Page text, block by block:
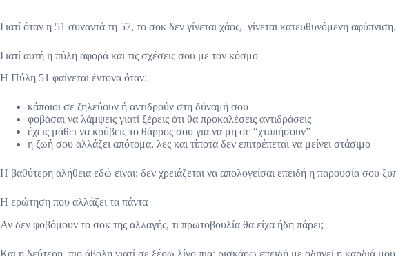
Γιατί όταν η 51 συναντά τη 57, το σοκ δεν γίνεται χάος, γίνεται κατευθυνόμενη αφύπνιση.
Γιατί αυτή η πύλη αφορά και τις σχέσεις σου με τον κόσμο
Η Πύλη 51 φαίνεται έντονα όταν:
κάποιοι σε ζηλεύουν ή αντιδρούν στη δύναμή σου
φοβάσαι να λάμψεις γιατί ξέρεις ότι θα προκαλέσεις αντιδράσεις
έχεις μάθει να κρύβεις το θάρρος σου για να μη σε “χτυπήσουν”
η ζωή σου αλλάζει απότομα, λες και τίποτα δεν επιτρέπεται να μείνει στάσιμο
Η βαθύτερη αλήθεια εδώ είναι: δεν χρειάζεται να απολογείσαι επειδή η παρουσία σου
Η ερώτηση που αλλάζει τα πάντα
Αν δεν φοβόμουν το σοκ της αλλαγής, τι πρωτοβουλία θα είχα ήδη πάρει;